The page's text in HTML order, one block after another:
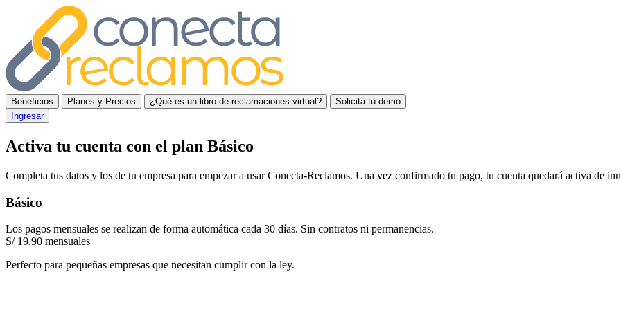
Beneficios Planes y Precios ¿Qué es un libro de reclamaciones virtual?
Solicita tu demo
Ingresar
Activa tu cuenta con el plan Básico
Completa tus datos y los de tu empresa para empezar a usar Conecta-Reclamos. Una vez confirmado tu pago, tu cuenta quedará activa de
Básico
Los pagos mensuales se realizan de forma automática cada 30 días. Sin contratos ni permanencias.
S/ 19.90 mensuales
Perfecto para pequeñas empresas que necesitan cumplir con la ley.